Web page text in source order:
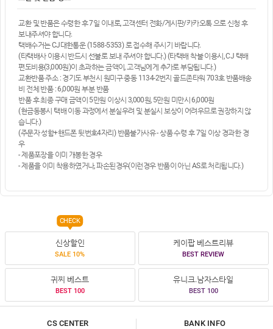
교환 및 반품은 수령한 후 7일 이내로, 고객센터 전화/게시판/카카오톡 으로 신청 후
보내주셔야 합니다.
택배수거는 CJ대한통운 (1588-5353) 로 접수해 주시기 바랍니다.
(타택배사 이용시 반드시 선불로 보내 주셔야 합니다.) (타택배 착불 이용시, CJ 택배
편도비용(3,000원)이 초과하는 금액이, 고객님에게 추가로 부담됩니다.)
교환반품 주소 : 경기도 부천시 원미구 중동 1134-2번지 골드존타워 703호 반품배송
비 전체 반품 : 6,000원 부분 반품
반품 후 최종 구매 금액이 5만원 이상시 3,000원, 5만원 미만시 6,000원
(현금동봉시 택배 이동 과정에서 분실우려 및 분실시 보상이 어려우므로 권장하지 않
습니다.)
(주문자 성함+핸드폰 뒷번호4자리) 반품불가사유 - 상품 수령 후 7일 이상 경과한 경
우
- 제품포장을 이미 개봉한 경우
- 제품을 이미 착용하였거나, 파손된경우(이런경우 반품이 아닌 AS로 처리됩니다.)
신상할인
SALE 10%
CHECK
케이팝 베스트리뷰
BEST REVIEW
귀찌 베스트
BEST 100
유니크.남자스타일
BEST 100
CS CENTER BANK INFO